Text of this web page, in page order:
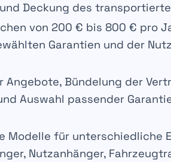
Deckung des
von 200 € bis 800 € pro
Garantien und der
Angebote, Bündelung der
Auswahl passender
Modelle für unterschiedliche
Nutzanhänger,